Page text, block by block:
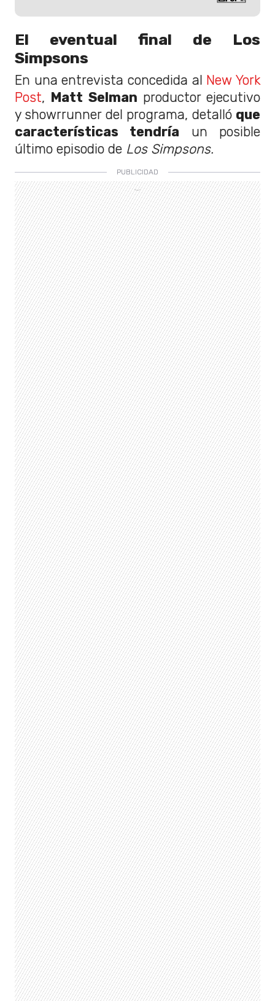
El eventual final de Los
Simpsons
En una entrevista concedida al New York
Post, Matt Selman productor ejecutivo
y showrrunner del programa, detalló que
características tendría un posible
último episodio de Los Simpsons.